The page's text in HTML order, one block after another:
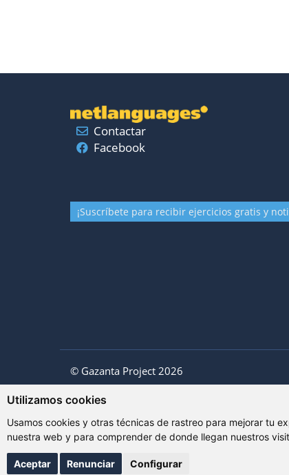
Utilizamos cookies
Usamos cookies y otras técnicas de rastreo para mejorar tu
nuestra web y para comprender de donde llegan nuestros
Aceptar Renunciar Configurar
Contactar
Facebook
¡Suscríbete para recibir ejercicios gratis y
© Gazanta Project 2026